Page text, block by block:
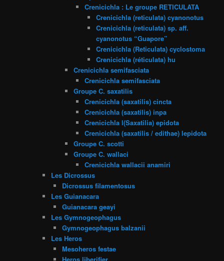
Crenicichla : Le groupe RETICULATA
Crenicichla (reticulata) cyanonotus
Crenicichla (reticulata) sp. aff.
cyanonotus “Guapore”
Crenicichla (Reticulata) cyclostoma
Crenicichla (réticulata) hu
Crenicichla semifasciata
Crenicichla semifasciata
Groupe C. saxatilis
Crenicichla (saxatilis) cincta
Crenicichla (saxatilis) inpa
Crenicichla l(Saxatilia) epidota
Crenicichla (saxatilis / edithae) lepidota
Groupe C. scotti
Groupe C. wallaci
Crenicichla wallacii anamiri
Les Dicrossus
Dicrossus filamentosus
Les Guianacara
Guianacara geayi
Les Gymnogeophagus
Gymnogeophagus balzanii
Les Heros
Mesoheros festae